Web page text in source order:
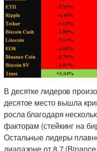
В десятке лидеров
десятое место вышла
росла благодаря
факторам (стейкинг на
Остальные лидеры